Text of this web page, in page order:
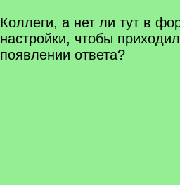
Коллеги, а нет ли тут в
настройки, чтобы
появлении ответа?